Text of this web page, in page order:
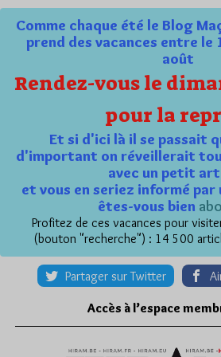
Comme chaque été le Blog
prend des vacances entre
août
Rendez-vous le
pour la
Et si d'ici là il se passait
d'important on réveillerait
avec un petit
et vous en seriez informé
êtes-vous bien
Profitez de ces vacances pour
(bouton "recherche") : 14 500
Partager sur Twitter
Accès à l’espace